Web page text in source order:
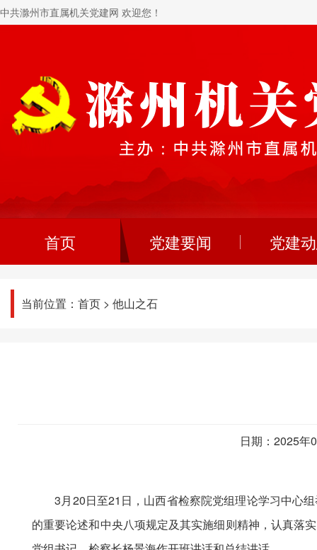
中共滁州市直属机关党建网 欢迎您！
首页 党建要闻 党建
当前位置： 首页 > 他山之石
日期：2025
3月20日至21日，山西省检察院党组理论学习中心组
的重要论述和中央八项规定及其实施细则精神，认真落